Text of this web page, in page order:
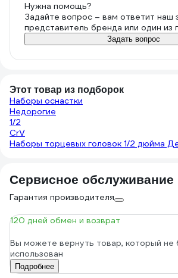
Нужна помощь?
Задайте вопрос – вам ответит наш
представитель бренда или один из
Задать вопрос
Этот товар из подборок
Наборы оснастки
Недорогие
1/2
CrV
Наборы торцевых головок 1/2 дюйма
Сервисное обслуживание
Гарантия производителя
120 дней обмен и возврат
Вы можете вернуть товар, который не
использован
Подробнее